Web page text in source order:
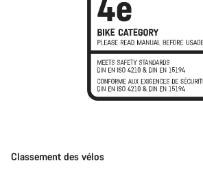
Classement des vélos